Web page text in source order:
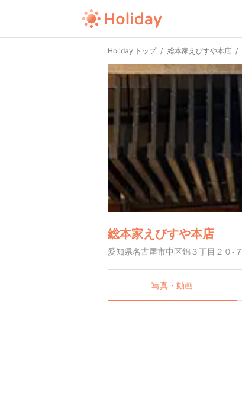
Holiday トップ 総本家えびすや本店
総本家えびすや本店
愛知県名古屋市中区錦３丁目２０-７
写真・動画